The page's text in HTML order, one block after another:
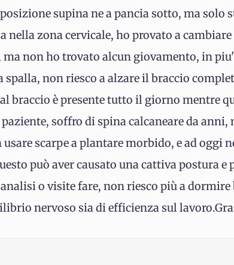
supina ne a pancia sotto, ma solo
nella zona cervicale, ho provato a
non ho trovato alcun giovamento, in
non riesco a alzare il braccio
braccio è presente tutto il giorno mentre
soffro di spina calcaneare da anni,
scarpe a plantare morbido, e ad oggi
può aver causato una cattiva postura e
o visite fare, non riesco più a dormire
nervoso sia di efficienza sul